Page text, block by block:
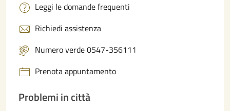
Leggi le domande frequenti
Richiedi assistenza
Numero verde 0547-356111
Prenota appuntamento
Problemi in città